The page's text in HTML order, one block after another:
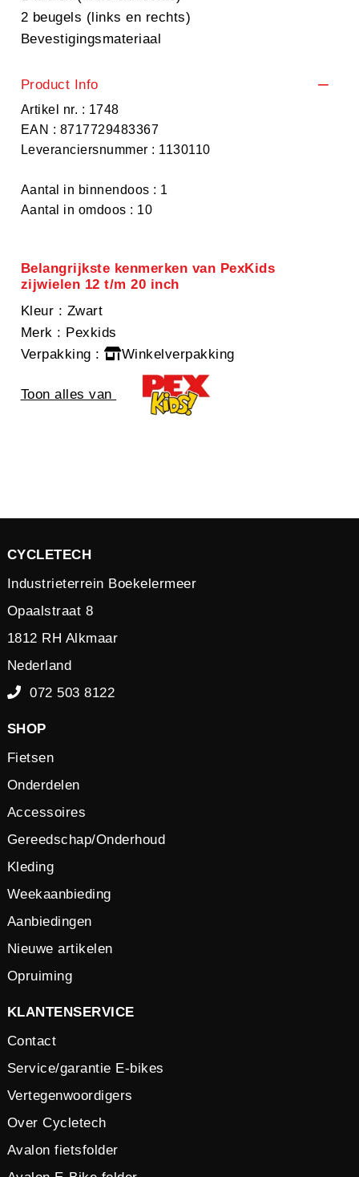
2 beugels (links en rechts)
Bevestigingsmateriaal
Product Info
Artikel nr. : 1748
EAN : 8717729483367
Leveranciersnummer : 1130110
Aantal in binnendoos : 1
Aantal in omdoos : 10
Belangrijkste kenmerken van PexKids
zijwielen 12 t/m 20 inch
Kleur : Zwart
Merk : Pexkids
Verpakking : Winkelverpakking
Toon alles van
CYCLETECH
Industrieterrein Boekelermeer
Opaalstraat 8
1812 RH Alkmaar
Nederland
072 503 8122
SHOP
Fietsen
Onderdelen
Accessoires
Gereedschap/Onderhoud
Kleding
Weekaanbieding
Aanbiedingen
Nieuwe artikelen
Opruiming
KLANTENSERVICE
Contact
Service/garantie E-bikes
Vertegenwoordigers
Over Cycletech
Avalon fietsfolder